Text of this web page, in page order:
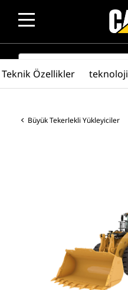
SEARCH
Büyük Tekerlekli Yükleyiciler
Teknik Özellikler teknoloji